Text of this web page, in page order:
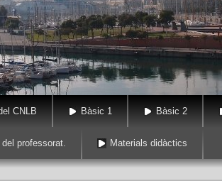
CNLB Bàsic 1 Bàsic 2
professorat. Materials didàctics